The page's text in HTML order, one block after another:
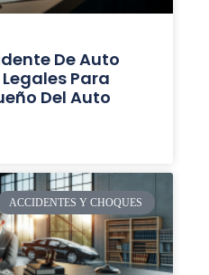
De Auto
Para
Del Auto
ACCIDENTES Y CHOQUES